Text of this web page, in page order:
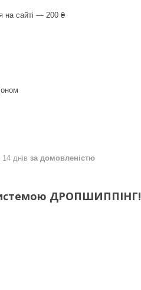
на сайті — 200 ₴
днів за домовленістю
ДРОПШИППІНГ!